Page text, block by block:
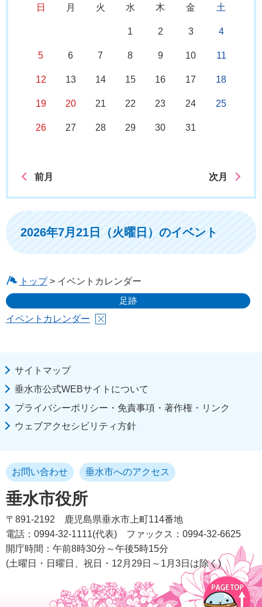
日 月 火 水 木 金 土
1 2 3 4
5 6 7 8 9 10 11
12 13 14 15 16 17 18
19 20 21 22 23 24 25
26 27 28 29 30 31
前月 次月
2026年7月21日（火曜日）のイベント
トップ> イベントカレンダー
足跡
イベントカレンダー
サイトマップ
垂水市公式WEBサイトについて
プライバシーポリシー・免責事項・著作権・リンク
ウェブアクセシビリティ方針
垂水市役所
お問い合わせ 垂水市へのアクセス
〒891-2192
鹿児島県垂水市上町114番地
電話：0994-32-1111(代表)
ファックス：0994-32-6625
開庁時間：午前8時30分～午後5時15分
(土曜日・日曜日、祝日・12月29日～1月3日は除く)